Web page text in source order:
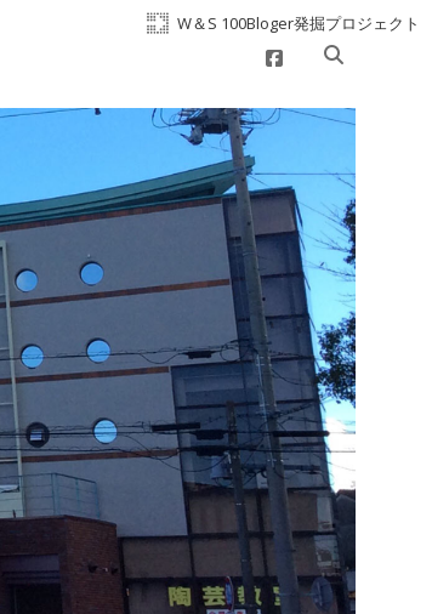
W＆S 100Bloger発掘プロジェクト
facebook